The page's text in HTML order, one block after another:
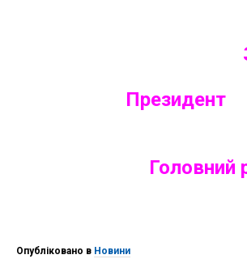
Головний
Опубліковано в Новини